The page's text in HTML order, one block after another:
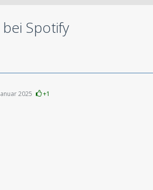
Spotify
2025 +1